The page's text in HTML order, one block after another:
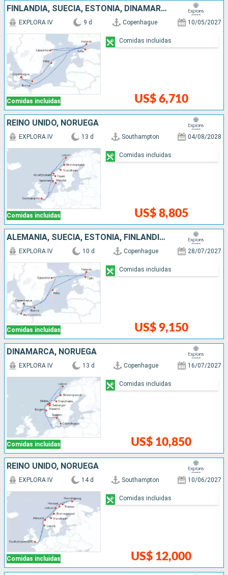
FINLANDIA, SUECIA, ESTONIA, DINAMARCA
Comidas incluidas
EXPLORA IV 9 d Copenhague 10/05/2027
US$ 6,710
Comidas incluidas
REINO UNIDO, NORUEGA
Comidas incluidas
EXPLORA IV 13 d Southampton 04/08/2028
US$ 8,805
Comidas incluidas
ALEMANIA, SUECIA, ESTONIA, FINLANDIA, DINAMARCA
Comidas incluidas
EXPLORA IV 10 d Copenhague 28/07/2027
US$ 9,150
Comidas incluidas
DINAMARCA, NORUEGA
Comidas incluidas
EXPLORA IV 13 d Copenhague 16/07/2027
US$ 10,850
Comidas incluidas
REINO UNIDO, NORUEGA
Comidas incluidas
EXPLORA IV 14 d Southampton 10/06/2027
US$ 12,000
Comidas incluidas